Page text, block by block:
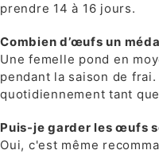
prendre 14 à 16 jours.
Combien d’œufs un
Une femelle pond en
pendant la saison de
quotidiennement tant
Puis-je garder les œufs
Oui, c'est même